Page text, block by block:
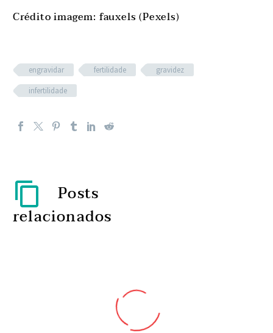
Crédito imagem: fauxels (Pexels)
engravidar fertilidade
gravidez
infertilidade
Posts
relacionados